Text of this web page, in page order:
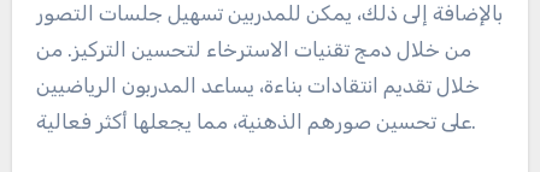
بالإضافة إلى ذلك، يمكن للمدربين تسهيل جلسات التصور
من خلال دمج تقنيات الاسترخاء لتحسين التركيز. من
خلال تقديم انتقادات بناءة، يساعد المدربون الرياضيين
على تحسين صورهم الذهنية، مما يجعلها أكثر فعالية.